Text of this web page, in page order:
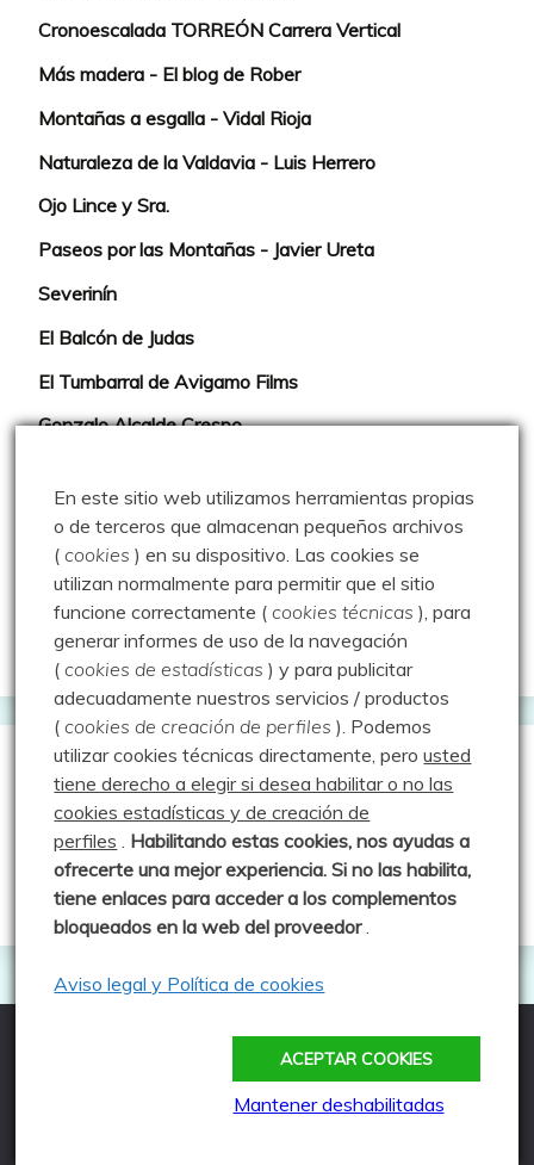
Cronoescalada TORREÓN Carrera Vertical
Más madera - El blog de Rober
Montañas a esgalla - Vidal Rioja
Naturaleza de la Valdavia - Luis Herrero
Ojo Lince y Sra.
Paseos por las Montañas - Javier Ureta
Severinín
El Balcón de Judas
El Tumbarral de Avigamo Films
Gonzalo Alcalde Crespo
Montaña en libertad
Rutas y excursiones con niños
Valdeolea. Río Camesa, la vía azul
Aprendiz de sueños
Guías de Montaña
Manu - Entre Valles y Cumbre
Luis Crespo Fernández
Todos los derechos reservados
Funciona gracias a WordPress
|
Tema: Fairy por
En este sitio web utilizamos herramientas propias
o de terceros que almacenan pequeños archivos
(cookies ) en su dispositivo. Las cookies se
utilizan normalmente para permitir que el sitio
funcione correctamente (cookies técnicas ), para
generar informes de uso de la navegación
(cookies de estadísticas ) y para publicitar
adecuadamente nuestros servicios / productos
(cookies de creación de perfiles ). Podemos
utilizar cookies técnicas directamente, perousted
tiene derecho a elegir si desea habilitar o no las
cookies estadísticas y de creación de
perfiles . Habilitando estas cookies, nos ayudas a
ofrecerte una mejor experiencia. Si no las habilita,
tiene enlaces para acceder a los complementos
bloqueados en la web del proveedor.
Aviso legal y Política de cookies
ACEPTAR COOKIES
Mantener deshabilitadas